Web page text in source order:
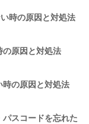
時の原因と対処法
原因と対処法
の原因と対処法
スコードを忘れた